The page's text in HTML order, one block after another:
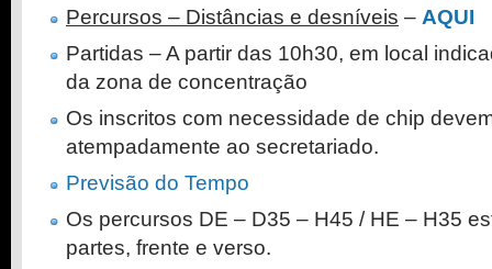
Percursos – Distâncias e desníveis – AQUI
Partidas – A partir das 10h30, em local
da zona de concentração
Os inscritos com necessidade de chip
atempadamente ao secretariado.
Previsão do Tempo
Os percursos DE – D35 – H45 / HE – H35
partes, frente e verso.